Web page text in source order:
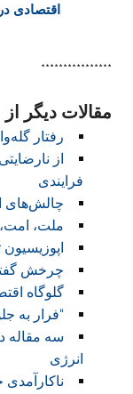
اقتصادی
****************
مقالات دیگر
رفتار
از
فرایندی
چالش‌های
ملت،
چرخش
گلوگاه‌
“فرار به
سه مقاله
انرژی
ناکارآمدی